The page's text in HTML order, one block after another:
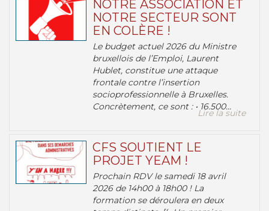
NOTRE ASSOCIATION ET
NOTRE SECTEUR SONT
EN COLÈRE !
Le budget actuel 2026 du Ministre
bruxellois de l’Emploi, Laurent
Hublet, constitue une attaque
frontale contre l’insertion
socioprofessionnelle à Bruxelles.
Concrètement, ce sont : • 16.500...
Lire la suite
CFS SOUTIENT LE
PROJET YEAM !
Prochain RDV le samedi 18 avril
2026 de 14h00 à 18h00 ! La
formation se déroulera en deux